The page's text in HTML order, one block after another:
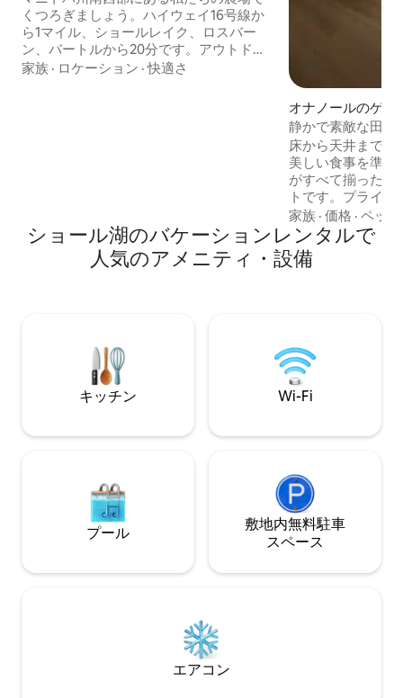
くつろぎましょう。ハイウェイ16号線か
ら1マイル、ショールレイク、ロスバー
ン、バートルから20分です。アウトドア
を楽しんだり、静かな時間を過ごしたり
す。
家族 · ロケーション ·快適さ
オナノールのゲス
静かで素敵な田舎
ト
床から天井までの
美しい食事を準備
がすべて揃った、
トです。プライ
なお庭とファイヤ
動物好きの方は、
くつろげます。フ
と2匹の大型犬が
ます。 ホストファミリーは2階に住んでい
ます。独立したリ
の庭。
家族 ·価格 ·ペット
ショール湖のバケーションレンタルで
人気のアメニティ・設備
キッチン Wi-Fi
プール
敷地内無料駐⁠車
ス⁠ペ⁠ー⁠ス
エアコン